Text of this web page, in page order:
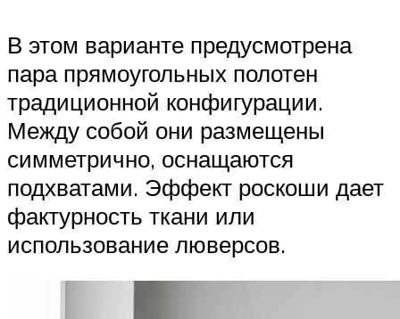
В этом варианте предусмотрена
пара прямоугольных полотен
традиционной конфигурации.
Между собой они размещены
симметрично, оснащаются
подхватами. Эффект роскоши дает
фактурность ткани или
использование люверсов.